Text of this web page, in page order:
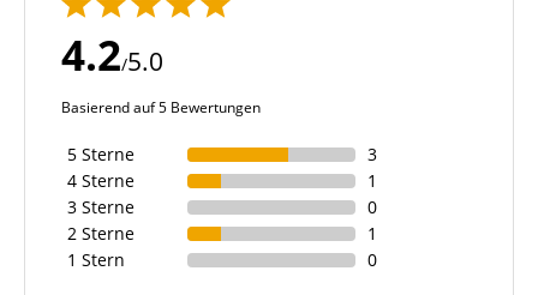
4.2/5.0
Basierend auf 5 Bewertungen
5 Sterne
3
4 Sterne
1
3 Sterne
0
2 Sterne
1
1 Stern
0